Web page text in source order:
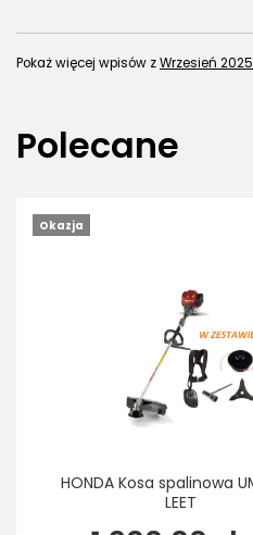
Pokaż więcej wpisów zWrzesień 2025
Polecane
Okazja
HONDA Kosa spalinowa
LEET